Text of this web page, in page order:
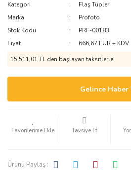
Kategori
Flaş Tüpleri
Marka
Profoto
Stok Kodu
PRF-00183
Fiyat
666,67 EUR + KDV
15.511,01 TL den başlayan taksitlerle!
Gelince Haber
Tavsiye Et
Ürünü Paylaş :